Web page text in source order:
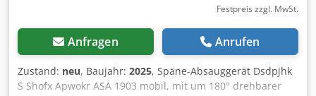
Festpreis zzgl. MwSt.
Anfragen Anrufen
Zustand: neu, Baujahr: 2025, Späne-Absauggerät Dsdpjhk
S Shofx Apwokr ASA 1903 mobil, mit um 180° drehbarer